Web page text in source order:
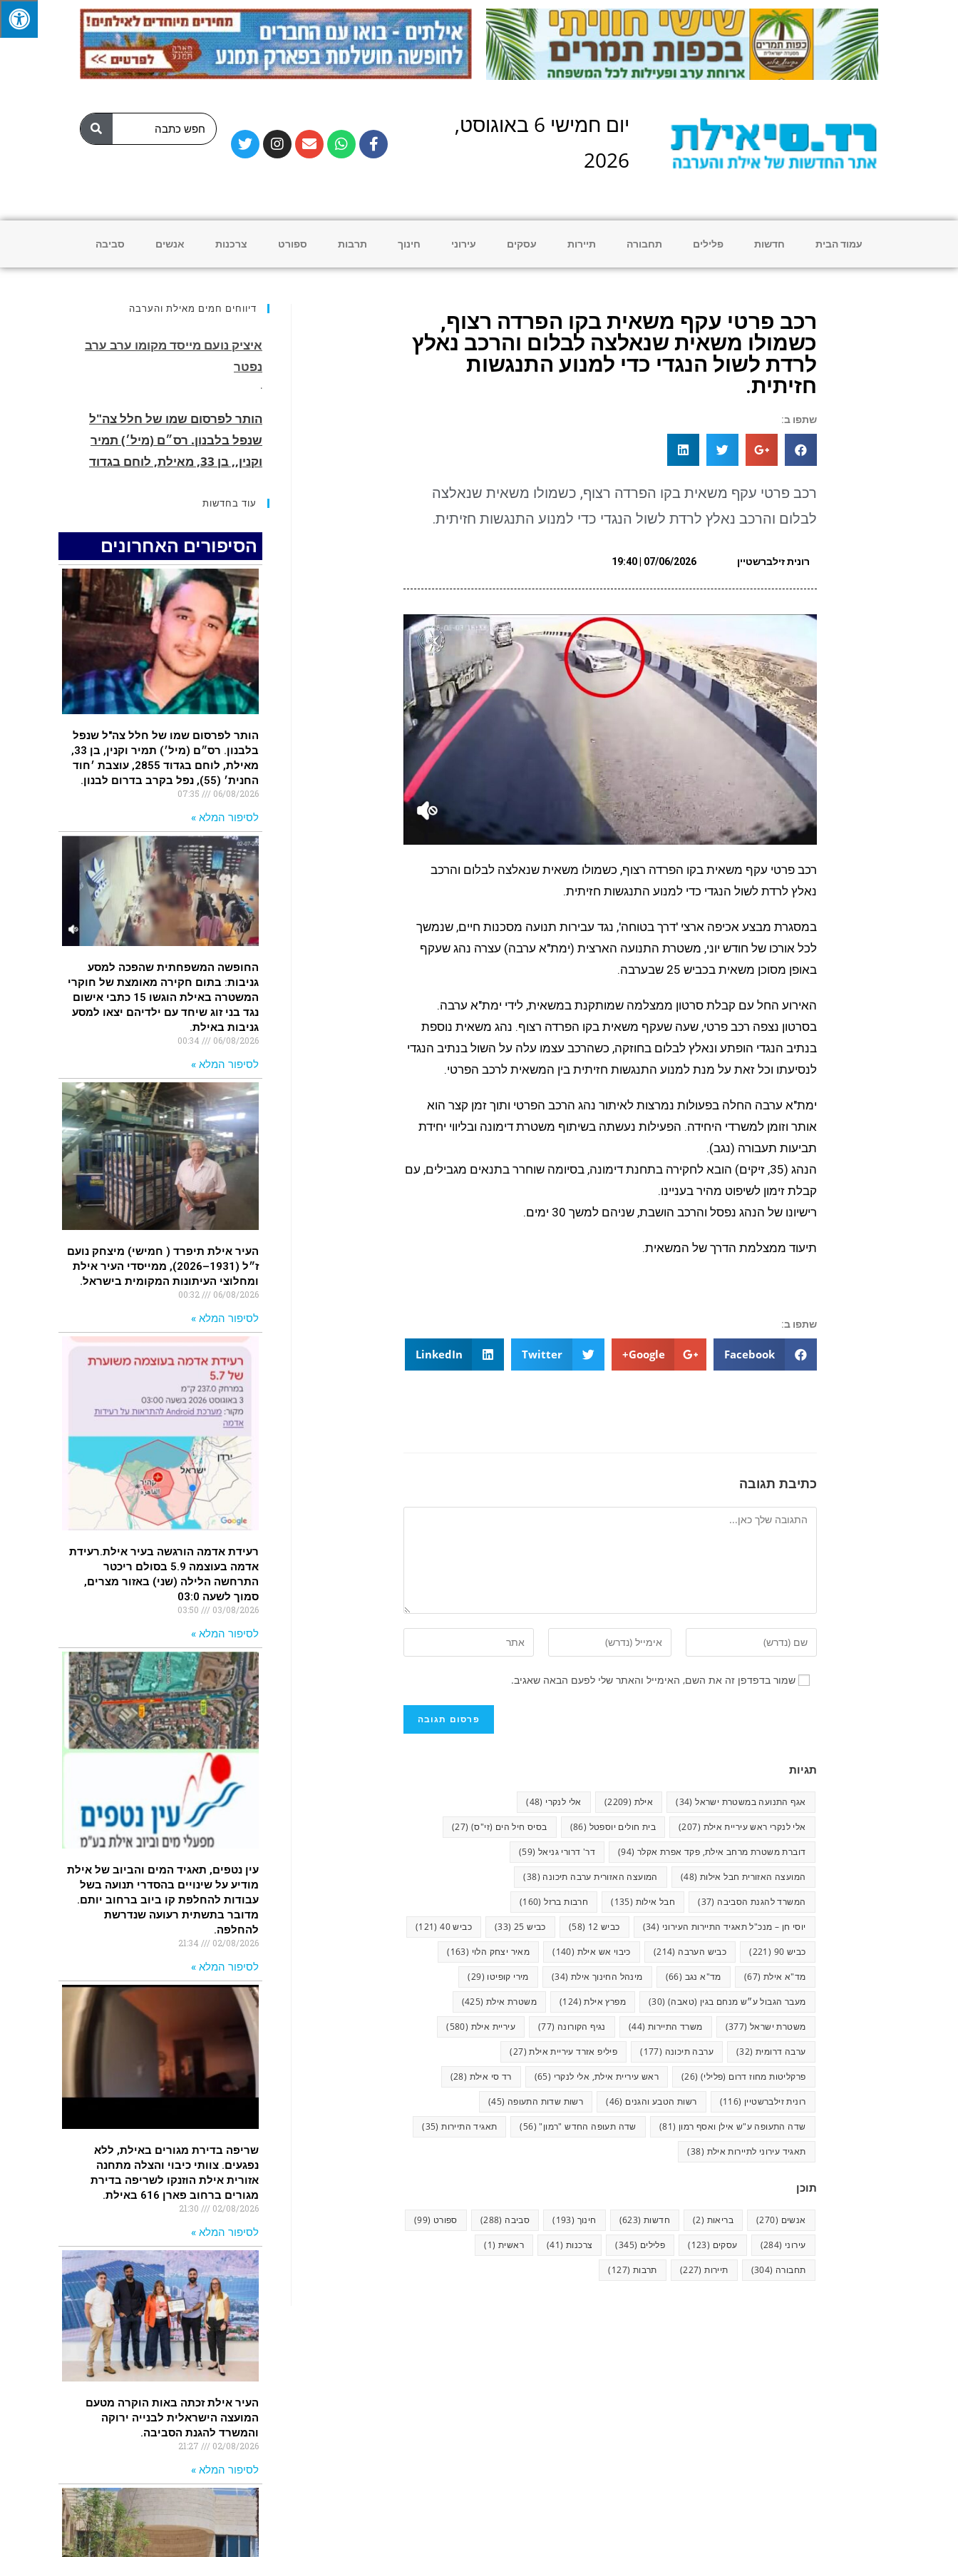
יום חמישי 6 באוגוסט,
2026
עמוד הבית חדשות פלילים תחבורה תיירות עסקים עירוני חינוך תרבות ספורט צרכנות אנשים סביבה
רכב פרטי עקף משאית בקו הפרדה רצוף,
כשמולו משאית שנאלצה לבלום והרכב נאלץ
לרדת לשול הנגדי כדי למנוע התנגשות
חזיתית.
שתפו ב:
רכב פרטי עקף משאית בקו הפרדה רצוף, כשמולו משאית שנאלצה
לבלום והרכב נאלץ לרדת לשול הנגדי כדי למנוע התנגשות חזיתית.
רונית זילברשטיין 07/06/2026 | 19:40
רכב פרטי עקף משאית בקו הפרדה רצוף, כשמולו משאית שנאלצה לבלום והרכב
נאלץ לרדת לשול הנגדי כדי למנוע התנגשות חזיתית.
במסגרת מבצע אכיפה ארצי 'דרך בטוחה', נגד עבירות תנועה מסכנות חיים, שנמשך
לכל אורכו של חודש יוני, משטרת התנועה הארצית (ימת"א ערבה) עצרה נהג שעקף
באופן מסוכן משאית בכביש 25 שבערבה.
האירוע החל עם קבלת סרטון ממצלמה שמותקנת במשאית, לידי ימת"א ערבה.
בסרטון נצפה רכב פרטי, שעה שעקף משאית בקו הפרדה רצוף. נהג משאית נוספת
בנתיב הנגדי הופתע ונאלץ לבלום בחוזקה, כשהרכב עצמו עלה על השול בנתיב הנגדי
לנסיעתו וכל זאת על מנת למנוע התנגשות חזיתית בין המשאית לרכב הפרטי.
ימת"א ערבה החלה בפעולות נמרצות לאיתור נהג הרכב הפרטי ותוך זמן קצר הוא
אותר וזומן למשרדי היחידה. הפעילות נעשתה בשיתוף משטרת דימונה ובליווי יחידת
תביעות תעבורה (נגב).
הנהג (35, זיקים) הובא לחקירה בתחנת דימונה, בסיומה שוחרר בתנאים מגבילים, עם
קבלת זימון לשיפוט מהיר בעניינו.
רישיונו של הנהג נפסל והרכב הושבת, שניהם למשך 30 ימים.
תיעוד ממצלמת הדרך של המשאית.
שתפו ב:
Facebook
Google+
Twitter
LinkedIn
כתיבת תגובה
שמור בדפדפן זה את השם, האימייל והאתר שלי לפעם הבאה שאגיב.
תגיות
אגף התנועה במשטרת ישראל(34) אילת (2209) אלי לנקרי (48)
אלי לנקרי ראש עיריית אילת (207) בית חולים יוספטל (86) בסיס חיל הים (זי"ס)(27)
דוברת משטרת מרחב אילת, פקד אפרת אקלר(94) דר' דרורי גניאל(59)
המועצה האזורית חבל אילות (48) המועצה האזורית ערבה תיכונה (38)
המשרד להגנת הסביבה (37) חבל אילות (135) חרבות ברזל(160)
יוסי חן – מנכ"ל תאגיד התיירות העירוני (34) כביש 12 (58) כביש 25 (33) כביש 40 (121)
כביש 90 (221) כביש הערבה (214) כיבוי אש אילת (140) מאיר יצחק הלוי (163)
מד"א אילת (67) מד"א נגב (66) מינהל החינוך אילת (34) מירי קופיטו (29)
מעבר הגבול ע״ש מנחם בגין (טאבה)(30) מפרץ אילת(124) משטרת אילת(425)
משטרת ישראל(377) משרד התיירות (44) נגיף הקורונה (77) עיריית אילת (580)
ערבה דרומית(32) ערבה תיכונה (177) פיליפ אזרד עיריית אילת(27)
פרקליטות מחוז דרום (פלילי)(26) ראש עיריית אילת, אלי לנקרי (65) רד סי אילת (28)
רונית זילברשטיין (116) רשות הטבע והגנים (46) רשות שדות התעופה (45)
שדה התעופה ע"ש אילן ואסף רמון (81) שדה תעופה החדש "רמון"(56) תאגיד התיירות(35)
תאגיד עירוני לתיירות אילת (38)
תוכן
אנשים (270) בריאות (2) חדשות(623) חינוך (193) סביבה (288) ספורט (99)
עירוני (284) עסקים (123) פלילים (345) צרכנות(41) ראשית (1)
תחבורה (304) תיירות(227) תרבות (127)
דיווחים חמים מאילת והערבה
איציק נועם מייסד מקומו ערב ערב
נפטר
.
הותר לפרסום שמו של חלל צה"ל
שנפל בלבנון. רס״ם (מיל׳) תמיר
וקנין,, בן 33, מאילת, לוחם בגדוד
בקרב בדרום לבנון.
החופשה המשפחתית שהפכה למסע
גניבות: הוגשו 15 כתבי אישום נגד בני
זוג שיחד עם ילדיהם יצאו למסע גניבות
באילת.
האדמה רועדת- סדרת רעידות אדמה
בחצי האי סיני
רעידת אדמה הורגשה באילת
עוד בחדשות
הסיפורים האחרונים
הותר לפרסום שמו של חלל צה"ל שנפל
בלבנון. רס״ם (מיל׳) תמיר וקנין, בן 33,
מאילת, לוחם בגדוד 2855, עוצבת ׳חוד
החנית׳ (55), נפל בקרב בדרום לבנון.
06/08/2026
לסיפור המלא »
החופשה המשפחתית שהפכה למסע
גניבות: בתום חקירה מאומצת של חוקרי
המשטרה באילת הוגשו 15 כתבי אישום
נגד בני זוג שיחד עם ילדיהם יצאו למסע
גניבות באילת.
06/08/2026
לסיפור המלא »
העיר אילת תיפרד ( חמישי) מיצחק נועם
ז״ל (1931–2026), ממייסדי העיר אילת
ומחלוצי העיתונות המקומית בישראל.
06/08/2026
לסיפור המלא »
רעידת אדמה הורגשה בעיר אילת.רעידת
אדמה בעוצמה 5.9 בסולם ריכטר
התרחשה הלילה (שני) באזור מצרים,
סמוך לשעה 03:0
03/08/2026
לסיפור המלא »
עין נטפים, תאגיד המים והביוב של אילת
מודיע על שינויים בהסדרי תנועה בשל
עבודות להחלפת קו ביוב ברחוב יותם.
מדובר בתשתית רעועה שנדרשת
להחלפה.
02/08/2026
לסיפור המלא »
שריפה בדירת מגורים באילת, ללא
נפגעים. צוותי כיבוי והצלה מתחנה
אזורית אילת הוזנקו לשריפה בדירת
מגורים ברחוב פארן 616 באילת.
02/08/2026
לסיפור המלא »
העיר אילת זכתה באות הוקרה מטעם
המועצה הישראלית לבנייה ירוקה
והמשרד להגנת הסביבה.
02/08/2026
לסיפור המלא »